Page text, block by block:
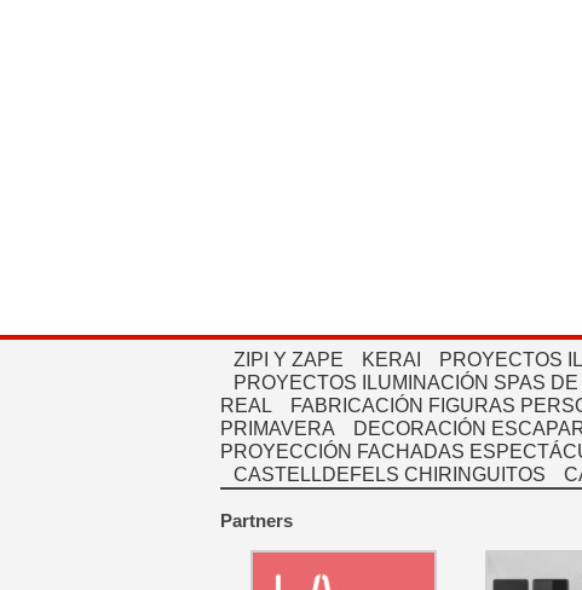
ZIPI Y ZAPE KERAI PROYECTOS
PROYECTOS ILUMINACIÓN SPAS
REAL
FABRICACIÓN FIGURAS
PRIMAVERA
DECORACIÓN
PROYECCIÓN FACHADAS
CASTELLDEFELS CHIRINGUITOS
Partners